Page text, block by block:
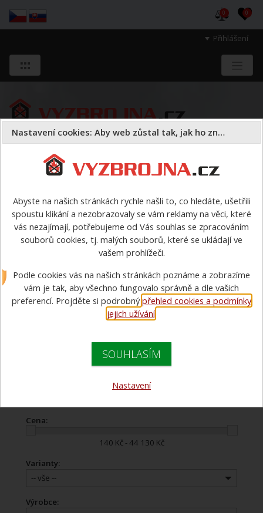
Přihlášení
0 0
a majetek druhých.
Požární sport ostatní
ostatní
Další příslušenství k požárnímu sportu jako třeba: nádrže,
přetlakové ventily, žebříky, džberové stříkačky, koše na hadice,
atd.
Názvu zboží
Názvu zboží
Ceny
Cena:
140 Kč - 44 130 Kč
Varianty:
-- vše --
Výrobce:
Nastavení cookies: Aby web zůstal tak, jak ho znáte
Abyste na našich stránkách rychle našli to, co hledáte, ušetřili
spoustu klikání a nezobrazovaly se vám reklamy na věci, které
vás nezajímají, potřebujeme od Vás souhlas se zpracováním
souborů cookies, tj. malých souborů, které se ukládají ve
vašem prohlížeči.
Podle cookies vás na našich stránkách poznáme a zobrazíme
vám je tak, aby všechno fungovalo správně a dle vašich
preferencí. Projděte si podrobnýpřehled cookies a podmínky
jejich užívání.
SOUHLASÍM
Nastavení